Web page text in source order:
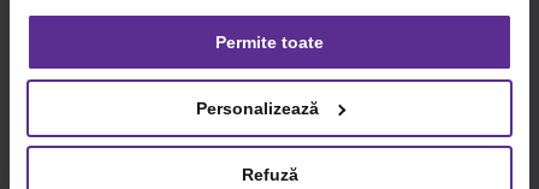
consimțământul oricând, făcând click pe linkul către
setările dvs. de cookie-uri.
privind utilizarea modulelor cookie.Detalii
Permite toate
Personalizează
Refuză